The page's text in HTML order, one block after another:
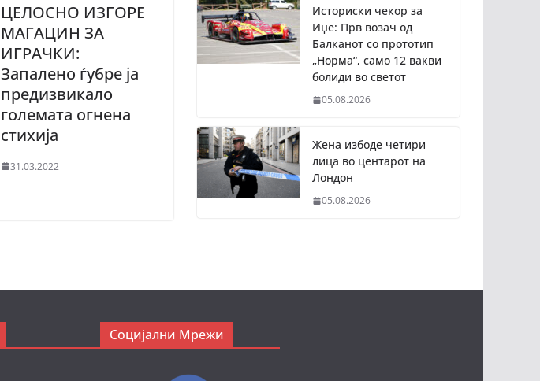
ЦЕЛОСНО ИЗГОРЕ
МАГАЦИН ЗА
ИГРАЧКИ:
Запалено ѓубре ја
предизвикало
големата огнена
стихија
31.03.2022
Историски чекор за
Иџе: Прв возач од
Балканот со прототип
„Норма“, само 12 вакви
болиди во светот
05.08.2026
Жена избоде четири
лица во центарот на
Лондон
05.08.2026
Социјални Мрежи